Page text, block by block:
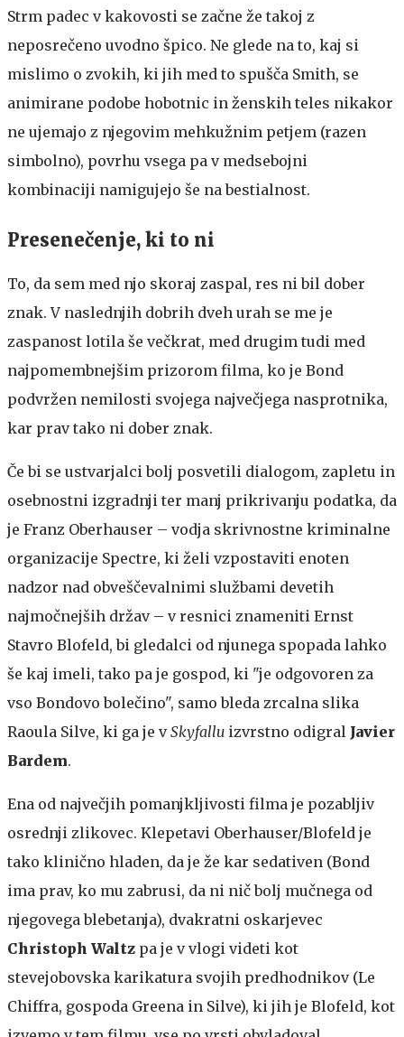
Strm padec v kakovosti se začne že takoj z
neposrečeno uvodno špico. Ne glede na to, kaj si
mislimo o zvokih, ki jih med to spušča Smith, se
animirane podobe hobotnic in ženskih teles nikakor
ne ujemajo z njegovim mehkužnim petjem (razen
simbolno), povrhu vsega pa v medsebojni
kombinaciji namigujejo še na bestialnost.
Presenečenje, ki to ni
To, da sem med njo skoraj zaspal, res ni bil dober
znak. V naslednjih dobrih dveh urah se me je
zaspanost lotila še večkrat, med drugim tudi med
najpomembnejšim prizorom filma, ko je Bond
podvržen nemilosti svojega največjega nasprotnika,
kar prav tako ni dober znak.
Če bi se ustvarjalci bolj posvetili dialogom, zapletu in
osebnostni izgradnji ter manj prikrivanju podatka, da
je Franz Oberhauser – vodja skrivnostne kriminalne
organizacije Spectre, ki želi vzpostaviti enoten
nadzor nad obveščevalnimi službami devetih
najmočnejših držav – v resnici znameniti Ernst
Stavro Blofeld, bi gledalci od njunega spopada lahko
še kaj imeli, tako pa je gospod, ki "je odgovoren za
vso Bondovo bolečino", samo bleda zrcalna slika
Raoula Silve, ki ga je vSkyfallu izvrstno odigral Javier
Bardem.
Ena od največjih pomanjkljivosti filma je pozabljiv
osrednji zlikovec. Klepetavi Oberhauser/Blofeld je
tako klinično hladen, da je že kar sedativen (Bond
ima prav, ko mu zabrusi, da ni nič bolj mučnega od
njegovega blebetanja), dvakratni oskarjevec
Christoph Waltz pa je v vlogi videti kot
stevejobovska karikatura svojih predhodnikov (Le
Chiffra, gospoda Greena in Silve), ki jih je Blofeld, kot